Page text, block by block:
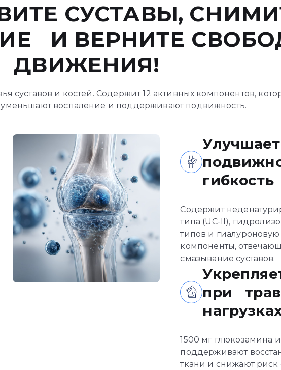
СУСТАВЫ,
И ВЕРНИТЕ
ДВИЖЕНИЯ!
суставов и костей. Содержит 12 активных компонентов,
воспаление и поддерживают подвижность.
Улучшает
гибкость
Содержит
типа (UC-II),
типов и
компоненты,
смазывание суставов.
при
1500 мг глюкозамина
поддерживают
ткани и снижают